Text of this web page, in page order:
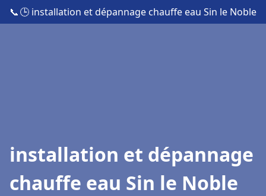
📞🕒 installation et dépannage chauffe eau Sin le Noble
installation et dépannage
chauffe eau Sin le Noble